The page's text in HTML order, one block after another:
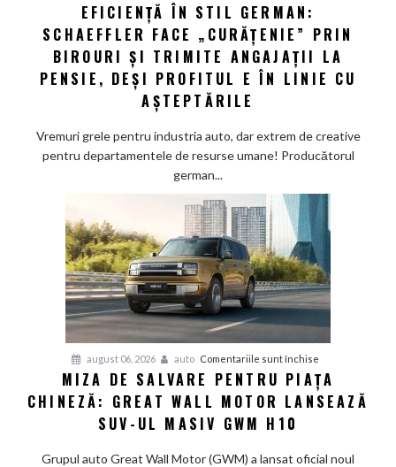
în
stil
Schaeffler
trimite
pensie,
deși
profitul
în
cu
așteptările
EFICIENȚĂ ÎN STIL GERMAN:
SCHAEFFLER FACE „CURĂȚENIE” PRIN
BIROURI ȘI TRIMITE ANGAJAȚII LA
PENSIE, DEȘI PROFITUL E ÎN LINIE CU
AȘTEPTĂRILE
Vremuri grele pentru industria auto, dar extrem de creative
pentru departamentele de resurse umane! Producătorul
german...
august 06, 2026 auto Comentariile sunt închise
Miza
de
piața
MIZA DE SALVARE PENTRU PIAȚA
CHINEZĂ: GREAT WALL MOTOR LANSEAZĂ
SUV-UL MASIV GWM H10
Grupul auto Great Wall Motor (GWM) a lansat oficial noul